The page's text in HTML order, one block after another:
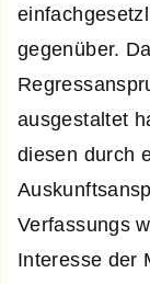
gegenüber.
ausgestaltet
diesen durch
Verfassungs
Interesse der